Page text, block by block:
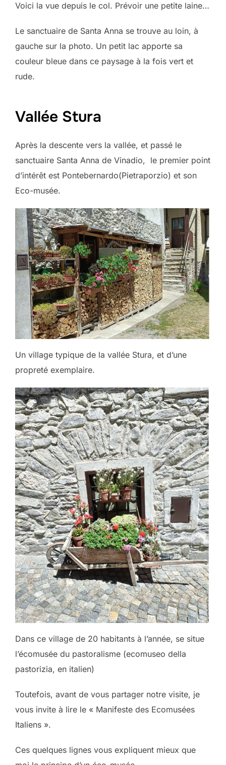
Voici la vue depuis le col. Prévoir une petite laine…
Le sanctuaire de Santa Anna se trouve au loin, à
gauche sur la photo. Un petit lac apporte sa
couleur bleue dans ce paysage à la fois vert et
rude.
Vallée Stura
Après la descente vers la vallée, et passé le
sanctuaire Santa Anna de Vinadio, le premier point
d’intérêt est Pontebernardo(Pietraporzio) et son
Eco-musée.
Un village typique de la vallée Stura, et d’une
propreté exemplaire.
Dans ce village de 20 habitants à l’année, se situe
l’écomusée du pastoralisme (ecomuseo della
pastorizia, en italien)
Toutefois, avant de vous partager notre visite, je
vous invite à lire le « Manifeste des Ecomusées
Italiens ».
Ces quelques lignes vous expliquent mieux que